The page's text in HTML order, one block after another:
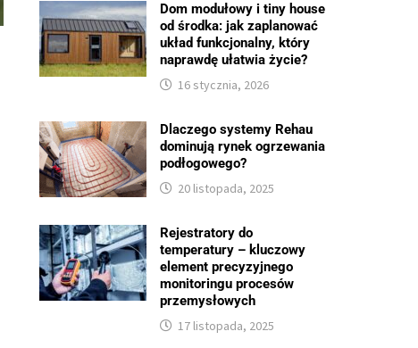
Dom modułowy i tiny house
od środka: jak zaplanować
układ funkcjonalny, który
naprawdę ułatwia życie?
16 stycznia, 2026
Dlaczego systemy Rehau
dominują rynek ogrzewania
podłogowego?
20 listopada, 2025
Rejestratory do
temperatury – kluczowy
element precyzyjnego
monitoringu procesów
przemysłowych
17 listopada, 2025